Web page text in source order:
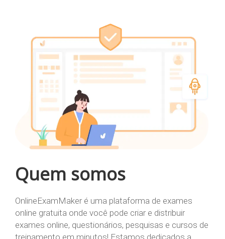
Quem somos
OnlineExamMaker é uma plataforma de exames
online gratuita onde você pode criar e distribuir
exames online, questionários, pesquisas e cursos de